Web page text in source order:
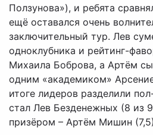
Ползунова»), и ребята
ещё оставался очень
заключительный тур. Лев
одноклубника и рейтинг-
Михаила Боброва, а Артём
одним «академиком»
итоге лидеров разделили
стал Лев Безденежных (8 из
призёром – Артём Мишин